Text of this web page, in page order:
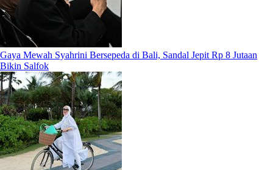
Gaya Mewah Syahrini Bersepeda di Bali, Sandal Jepit Rp 8 Jutaan
Bikin Salfok